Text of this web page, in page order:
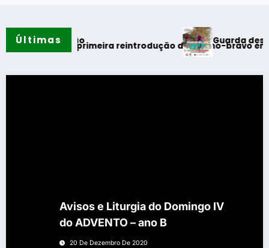
Últimas
do verão
realiza primeira reintrodução de coelho-bravo em área
Guarda desafia
Avisos e Liturgia do Domingo IV
do ADVENTO – ano B
20 De Dezembro De 2020